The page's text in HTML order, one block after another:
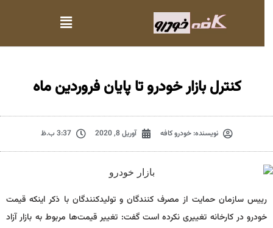
کنترل بازار خودرو تا پایان فروردین ماه
نویسنده:خودرو کافه آوریل 8, 2020 3:37 ب.ظ
رییس سازمان حمایت از مصرف کنندگان و تولیدکنندگان با ذکر اینکه قیمت
خودرو در کارخانه تغییرى نکرده است گفت: تغییر قیمت‌ها مربوط به بازار آزاد